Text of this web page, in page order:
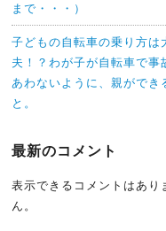
まで・・・）
子どもの自転車の乗り方は
夫！？わが子が自転車で事
あわないように、親ができ
と。
最新のコメント
表示できるコメントはあり
ん。